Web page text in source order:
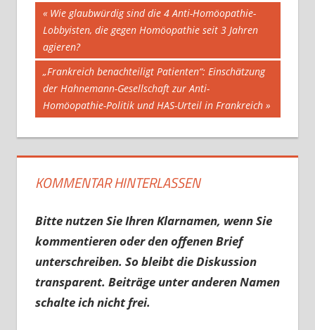
Beitragsnavigation
Vorheriger
Beitrag:
Wie glaubwürdig sind die 4 Anti-Homöopathie-
Lobbyisten, die gegen Homöopathie seit 3 Jahren
agieren?
Nächster
Beitrag:
„Frankreich benachteiligt Patienten“: Einschätzung
der Hahnemann-Gesellschaft zur Anti-
Homöopathie-Politik und HAS-Urteil in Frankreich
KOMMENTAR HINTERLASSEN
Bitte nutzen Sie Ihren Klarnamen, wenn Sie
kommentieren oder den offenen Brief
unterschreiben. So bleibt die Diskussion
transparent. Beiträge unter anderen Namen
schalte ich nicht frei.